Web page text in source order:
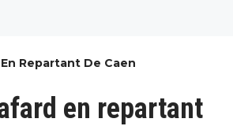
Repartant De Caen
en repartant